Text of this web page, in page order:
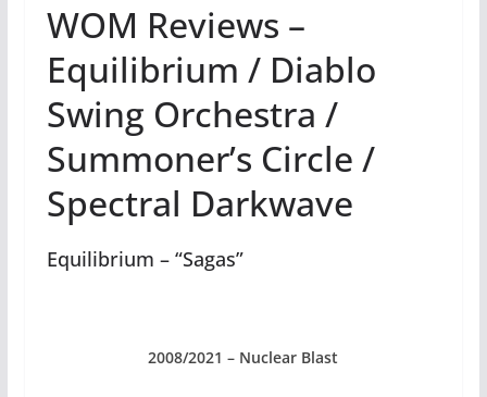
WOM Reviews –
Equilibrium / Diablo
Swing Orchestra /
Summoner’s Circle /
Spectral Darkwave
Equilibrium – “Sagas”
2008/2021 – Nuclear Blast